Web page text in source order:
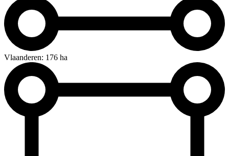
Vlaanderen: 176 ha